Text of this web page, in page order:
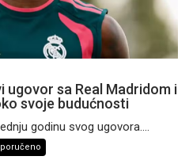
ugovor sa Real Madridom i
svoje budućnosti
godinu svog ugovora....